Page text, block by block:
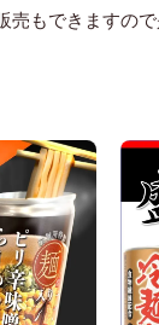
もできますので